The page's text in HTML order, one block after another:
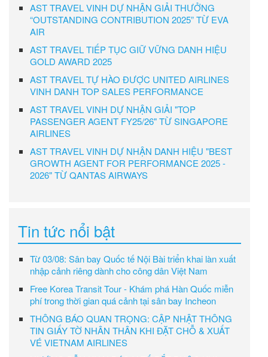
AST TRAVEL VINH DỰ NHẬN GIẢI THƯỞNG
“OUTSTANDING CONTRIBUTION 2025” TỪ EVA
AIR
AST TRAVEL TIẾP TỤC GIỮ VỮNG DANH HIỆU
GOLD AWARD 2025
AST TRAVEL TỰ HÀO ĐƯỢC UNITED AIRLINES
VINH DANH TOP SALES PERFORMANCE
AST TRAVEL VINH DỰ NHẬN GIẢI "TOP
PASSENGER AGENT FY25/26" TỪ SINGAPORE
AIRLINES
AST TRAVEL VINH DỰ NHẬN DANH HIỆU "BEST
GROWTH AGENT FOR PERFORMANCE 2025 -
2026" TỪ QANTAS AIRWAYS
Tin tức nổi bật
Từ 03/08: Sân bay Quốc tế Nội Bài triển khai làn xuất
nhập cảnh riêng dành cho công dân Việt Nam
Free Korea Transit Tour - Khám phá Hàn Quốc miễn
phí trong thời gian quá cảnh tại sân bay Incheon
THÔNG BÁO QUAN TRỌNG: CẬP NHẬT THÔNG
TIN GIẤY TỜ NHÂN THÂN KHI ĐẶT CHỖ & XUẤT
VÉ VIETNAM AIRLINES